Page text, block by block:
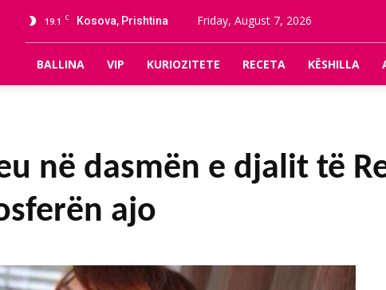
19.1 C Kosova, Prishtina Friday, August 7, 2026
BALLINA VIP KURIOZITETE RECETA KËSHILLA
në dasmën e djalit të
ajo